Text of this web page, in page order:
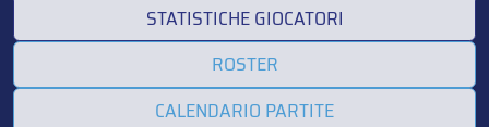
STATISTICHE GIOCATORI
ROSTER
CALENDARIO PARTITE